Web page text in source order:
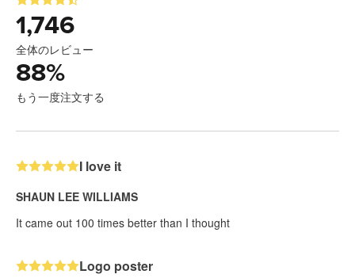
1,746
全体のレビュー
88%
もう一度注文する
I love it
SHAUN LEE WILLIAMS
It came out 100 times better than I thought
Logo poster